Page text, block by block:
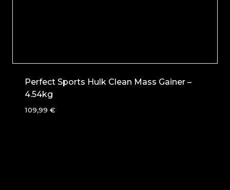
Perfect Sports Hulk Clean Mass Gainer –
4.54kg
109,99 €